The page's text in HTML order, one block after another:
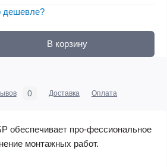
дешевле?
В корзину
0 Доставка Оплата
обеспечивает про-фессиональное
монтажных работ.